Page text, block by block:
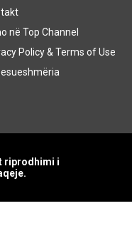
në Top Channel
Policy & Terms of Use
riprodhimi i